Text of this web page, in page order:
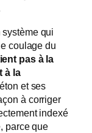
système qui
coulage du
pas à la
à la
et ses
à corriger
indexé
parce que